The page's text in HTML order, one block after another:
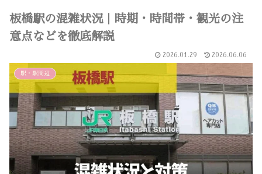
板橋駅の混雑状況｜時期・時間帯・観光の注
意点などを徹底解説
2026.01.29 2026.06.06
駅・駅周辺